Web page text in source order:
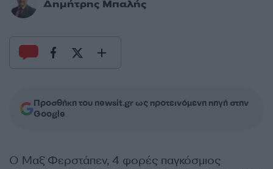
Δημήτρης Μπαλής
Προσθήκη του newsit.gr ως προτεινόμενη πηγή στην
Google
Ο Μαξ Φερστάπεν, 4 φορές παγκόσμιος